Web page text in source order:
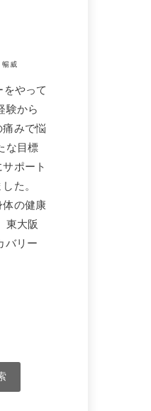
威
やって
験から
みで悩
な目標
ポート
た。
体の健康
東大阪
バリー